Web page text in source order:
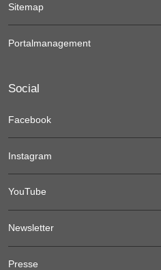
Sitemap
Portalmanagement
Social
Facebook
Instagram
YouTube
Newsletter
Presse